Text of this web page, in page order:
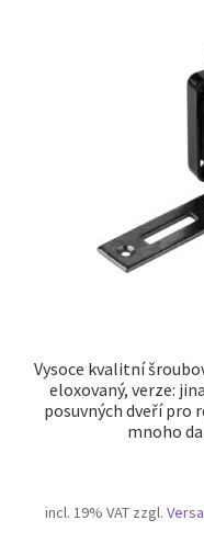
Vysoce kvalitní
eloxovaný, verze:
posuvných dveří pro
mnoho
incl. 19% VAT zzgl.